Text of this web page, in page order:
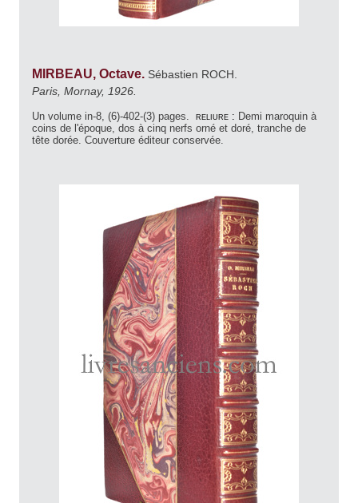
MIRBEAU, Octave. Sébastien ROCH.
Paris, Mornay, 1926.
Un volume in-8, (6)-402-(3) pages. reliure : Demi maroquin à
coins de l'époque, dos à cinq nerfs orné et doré, tranche de
tête dorée. Couverture éditeur conservée.